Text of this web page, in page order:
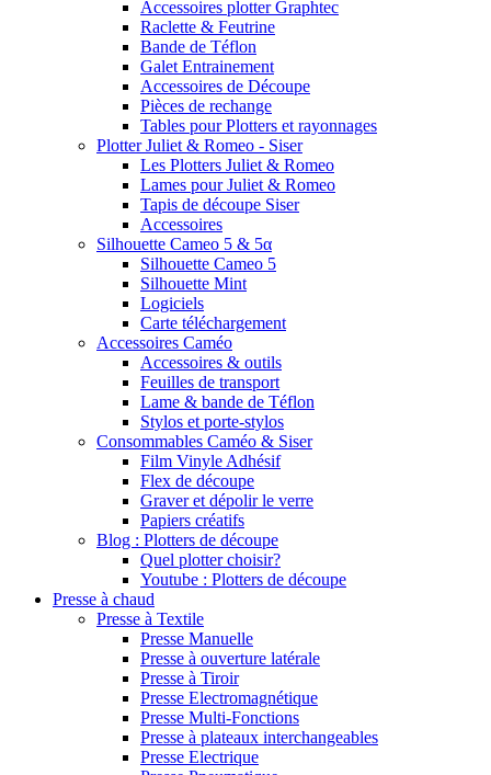
Accessoires plotter Graphtec
Raclette & Feutrine
Bande de Téflon
Galet Entrainement
Accessoires de Découpe
Pièces de rechange
Tables pour Plotters et rayonnages
Plotter Juliet & Romeo - Siser
Les Plotters Juliet & Romeo
Lames pour Juliet & Romeo
Tapis de découpe Siser
Accessoires
Silhouette Cameo 5 & 5α
Silhouette Cameo 5
Silhouette Mint
Logiciels
Carte téléchargement
Accessoires Caméo
Accessoires & outils
Feuilles de transport
Lame & bande de Téflon
Stylos et porte-stylos
Consommables Caméo & Siser
Film Vinyle Adhésif
Flex de découpe
Graver et dépolir le verre
Papiers créatifs
Blog : Plotters de découpe
Quel plotter choisir?
Youtube : Plotters de découpe
Presse à chaud
Presse à Textile
Presse Manuelle
Presse à ouverture latérale
Presse à Tiroir
Presse Electromagnétique
Presse Multi-Fonctions
Presse à plateaux interchangeables
Presse Electrique